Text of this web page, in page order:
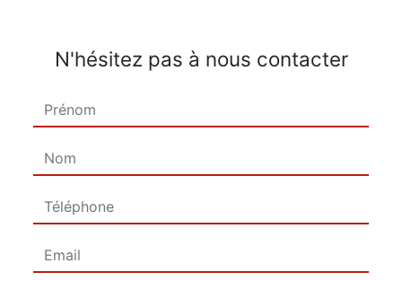
N'hésitez pas à nous contacter